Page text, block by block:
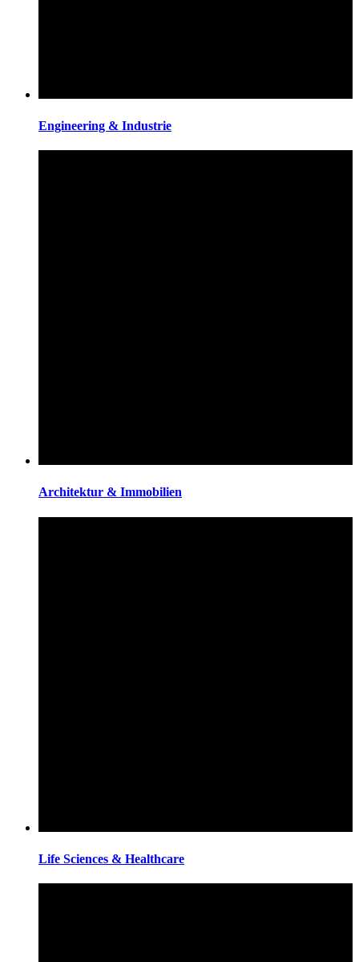
Engineering & Industrie
Architektur & Immobilien
Life Sciences & Healthcare